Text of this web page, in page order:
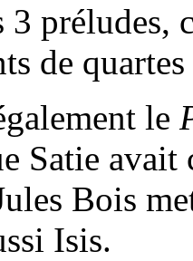
3 préludes,
de
le
Satie avait
Bois
Isis.